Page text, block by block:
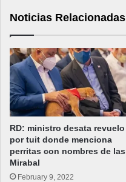
Noticias Relacionadas
RD: ministro desata revuelo
por tuit donde menciona
perritas con nombres de las
Mirabal
February 9, 2022